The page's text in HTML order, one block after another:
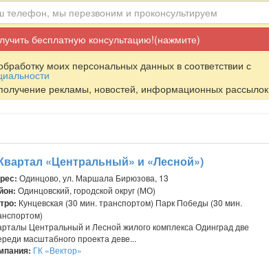
Получить бесплатную консультацию!(нажмите)
моих персональных данных в соответствии с
рекламы, новостей, информационных рассылок
«Центральный» и «Лесной»)
Одинцово, ул. Маршала Бирюзова, 13
Одинцовский, городской округ (МО)
Кунцевская (30 мин. транспортом) Парк Победы (30 мин.
Центральный и Лесной жилого комплекса Одинград две
масштабного проекта деве...
ГК «Вектор»